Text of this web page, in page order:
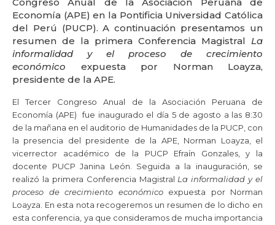
Congreso Anual de la Asociación Peruana de
Economía (APE) en la Pontificia Universidad Católica
del Perú (PUCP). A continuación presentamos un
resumen de la primera Conferencia Magistral La
informalidad y el proceso de crecimiento
económico expuesta por Norman Loayza,
presidente de la APE.
El Tercer Congreso Anual de la Asociación Peruana de
Economía (APE) fue inaugurado el día 5 de agosto a las 8:30
de la mañana en el auditorio de Humanidades de la PUCP, con
la presencia del presidente de la APE, Norman Loayza, el
vicerrector académico de la PUCP Efraín Gonzales, y la
docente PUCP Janina León. Seguida a la inauguración, se
realizó la primera Conferencia Magistral La informalidad y el
proceso de crecimiento económico expuesta por Norman
Loayza. En esta nota recogeremos un resumen de lo dicho en
esta conferencia, ya que consideramos de mucha importancia